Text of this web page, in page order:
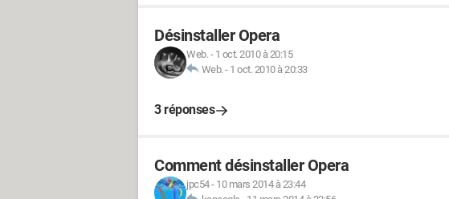
Désinstaller Opera
Web.- 1 oct. 2010 à 20:15
Web.- 1 oct. 2010 à 20:33
3 réponses
Comment désinstaller Opera
jpc54- 10 mars 2014 à 23:44